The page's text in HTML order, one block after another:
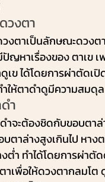
วงตา
งตาเป็นลักษณะดวง
ปัญหาเรื่องของ ตาเข
ข ได้โดยการผ่าตัดเปิ
ให้ตาดำดูมีความสมดุล
ำ
จะต้องชิดกับขอบตาล่
ตาล่างสูงเกินไป หาง
ต่ำ ทำได้โดยการผ่าตั
าเพื่อให้ดวงตากลมโต